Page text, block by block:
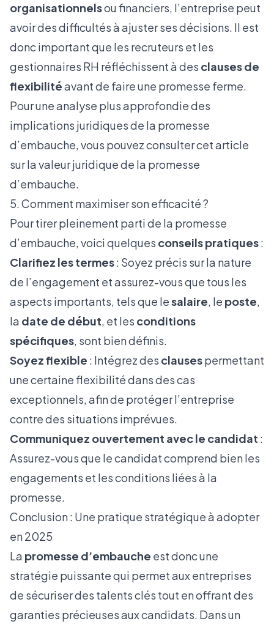
organisationnelsou financiers, l’entreprise peut
avoir des difficultés à ajuster ses décisions. Il est
donc important que les recruteurs et les
gestionnaires RH réfléchissent à des clauses de
flexibilitéavant de faire une promesse ferme.
Pour une analyse plus approfondie des
implications juridiques de la promesse
d’embauche, vous pouvez consulter cetarticle
sur la valeur juridique de la promesse
d’embauche.
5. Comment maximiser son efficacité ?
Pour tirer pleinement parti de la promesse
d’embauche, voici quelques conseils pratiques:
Clarifiez les termes: Soyez précis sur la nature
de l’engagement et assurez-vous que tous les
aspects importants, tels que lesalaire, le poste,
la date de début, et les conditions
spécifiques, sont bien définis.
Soyez flexible : Intégrez des clausespermettant
une certaine flexibilité dans des cas
exceptionnels, afin de protéger l’entreprise
contre des situations imprévues.
Communiquez ouvertement avec le candidat :
Assurez-vous que le candidat comprend bien les
engagements et les conditions liées à la
promesse.
Conclusion : Une pratique stratégique à adopter
en 2025
La promesse d’embauche est donc une
stratégie puissante qui permet aux entreprises
de sécuriser des talents clés tout en offrant des
garanties précieuses aux candidats. Dans un